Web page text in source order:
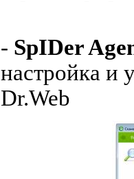
- SpIDer
настройка и
Dr.Web